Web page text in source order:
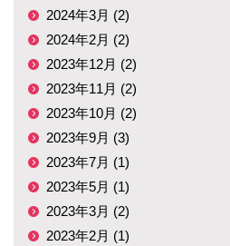
2024年3月 (2)
2024年2月 (2)
2023年12月 (2)
2023年11月 (2)
2023年10月 (2)
2023年9月 (3)
2023年7月 (1)
2023年5月 (1)
2023年3月 (2)
2023年2月 (1)